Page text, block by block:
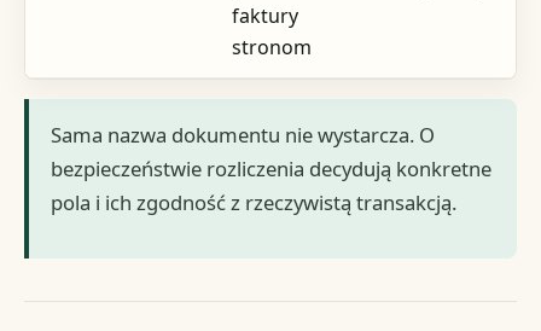
faktury
stronom
Sama nazwa dokumentu nie wystarcza. O
bezpieczeństwie rozliczenia decydują konkretne
pola i ich zgodność z rzeczywistą transakcją.